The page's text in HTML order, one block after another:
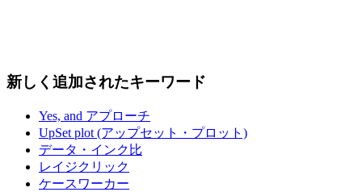
新しく追加されたキーワード
Yes, and アプローチ
UpSet plot (アップセット・プロット)
データ・インク比
レイジクリック
ケースワーカー